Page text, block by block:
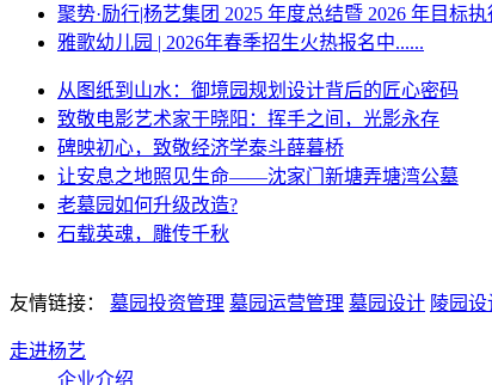
聚势·励行|杨艺集团 2025 年度总结暨 2026 年目标
雅歌幼儿园 | 2026年春季招生火热报名中......
从图纸到山水：御境园规划设计背后的匠心密码
致敬电影艺术家于晓阳：挥手之间，光影永存
碑映初心，致敬经济学泰斗薛暮桥
让安息之地照见生命——沈家门新塘弄塘湾公墓
老墓园如何升级改造?
石载英魂，雕传千秋
友情链接： 墓园投资管理 墓园运营管理 墓园设计 陵园设
走进杨艺
企业介绍